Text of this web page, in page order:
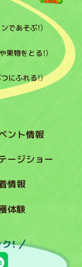
であそぶ！）
物をとる！）
にふれる！）
ント情報
ージショー
情報
体験
！